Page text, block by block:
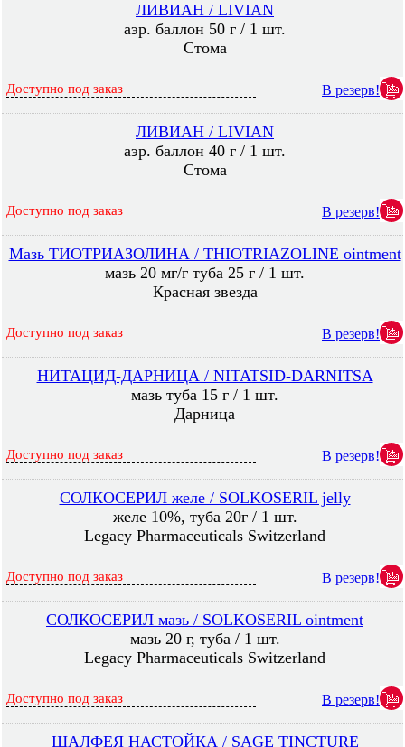
ЛИВИАН / LIVIAN
аэр. баллон 50 г / 1 шт.
Стома
Доступно под заказ В резерв!
ЛИВИАН / LIVIAN
аэр. баллон 40 г / 1 шт.
Стома
Доступно под заказ В резерв!
Мазь ТИОТРИАЗОЛИНА / THIOTRIAZOLINЕ ointment
мазь 20 мг/г туба 25 г / 1 шт.
Красная звезда
Доступно под заказ В резерв!
НИТАЦИД-ДАРНИЦА / NITATSID-DARNITSA
мазь туба 15 г / 1 шт.
Дарница
Доступно под заказ В резерв!
СОЛКОСЕРИЛ желе / SOLKOSERIL jelly
желе 10%, туба 20г / 1 шт.
Legacy Pharmaceuticals Switzerland
Доступно под заказ В резерв!
СОЛКОСЕРИЛ мазь / SOLKOSERIL ointment
мазь 20 г, туба / 1 шт.
Legacy Pharmaceuticals Switzerland
Доступно под заказ В резерв!
ШАЛФЕЯ НАСТОЙКА / SAGE TINCTURE